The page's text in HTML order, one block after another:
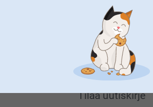
Olemme täällä sinun
Tilaa uutiskirje